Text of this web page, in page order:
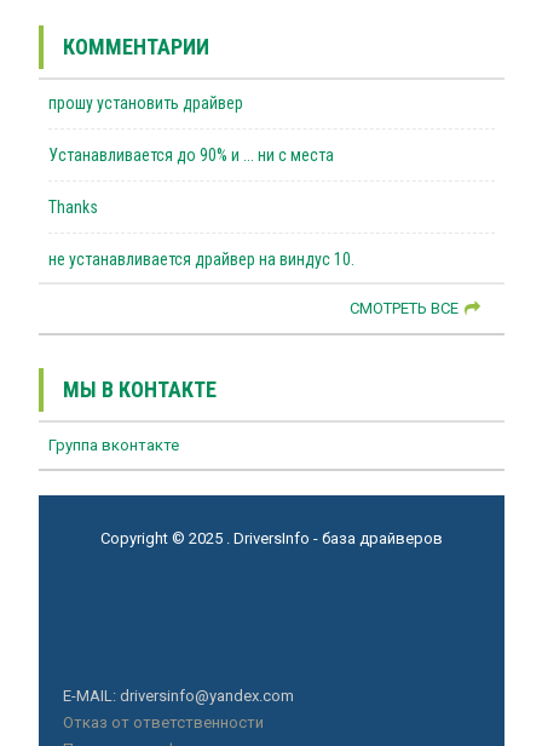
КОММЕНТАРИИ
прошу установить драйвер
Устанавливается до 90% и ... ни с места
Thanks
не устанавливается драйвер на виндус 10.
СМОТРЕТЬ ВСЕ
МЫ В КОНТАКТЕ
Группа вконтакте
Copyright © 2025 . DriversInfo - база драйверов
E-MAIL: driversinfo@yandex.com
Отказ от ответственности